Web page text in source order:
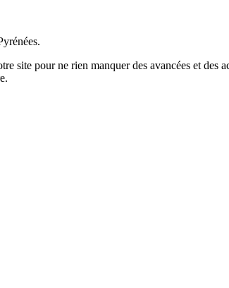
site pour ne rien manquer des avancées et des